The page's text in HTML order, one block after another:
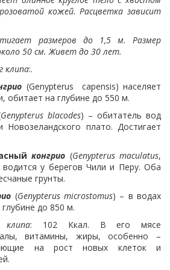
кожей. Расцветка зависит
размеров до 1,5 м. Размер
50 см. Живет до 30 лет.
клипа:.
(Genypterus capensis) населяет
на глубине до 550 м.
Genypterus blacodes) – обитатель вод
плато. Достигает
конгрио (Genypterus maculatus,
у берегов Чили и Перу. Оба
грунты.
(Genypterus microstomus) – в водах
до 850 м.
клипа: 102 Ккал. В его мясе
витамины, жиры, особенно –
на рост новых клеток и